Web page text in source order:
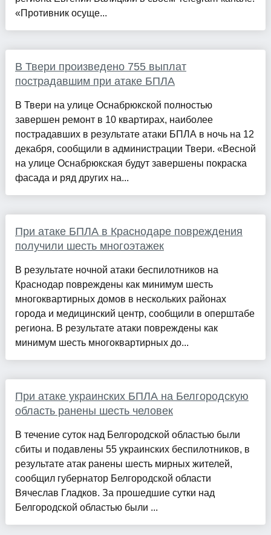
«Противник осуще...
В Твери произведено 755 выплат
пострадавшим при атаке БПЛА
В Твери на улице Оснабрюкской полностью
завершен ремонт в 10 квартирах, наиболее
пострадавших в результате атаки БПЛА в ночь на 12
декабря, сообщили в администрации Твери. «Весной
на улице Оснабрюкская будут завершены покраска
фасада и ряд других на...
При атаке БПЛА в Краснодаре повреждения
получили шесть многоэтажек
В результате ночной атаки беспилотников на
Краснодар повреждены как минимум шесть
многоквартирных домов в нескольких районах
города и медицинский центр, сообщили в оперштабе
региона. В результате атаки повреждены как
минимум шесть многоквартирных до...
При атаке украинских БПЛА на Белгородскую
область ранены шесть человек
В течение суток над Белгородской областью были
сбиты и подавлены 55 украинских беспилотников, в
результате атак ранены шесть мирных жителей,
сообщил губернатор Белгородской области
Вячеслав Гладков. За прошедшие сутки над
Белгородской областью были ...